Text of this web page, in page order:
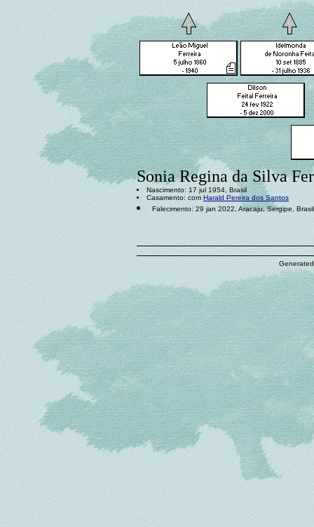
Sonia Regina da Silva
Nascimento: 17 jul 1954, Brasil
Casamento: com Harald Pereira dos Santos
Falecimento: 29 jan 2022, Aracaju, Sergipe, Brasil